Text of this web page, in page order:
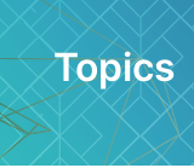
Topics